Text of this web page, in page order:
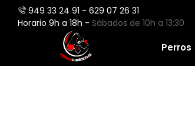
949 33 24 91 - 629 07 26 31
Horario 9h a 18h - Sábados de 10h a 13:30
Perros